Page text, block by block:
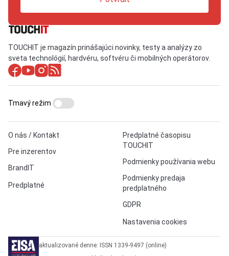
TOUCHIT je magazín prinášajúci novinky, testy a analýzy zo
sveta technológií, hardvéru, softvéru či mobilných operátorov.
O nás / Kontakt
Pre inzerentov
BrandIT
Predplatné
Predplatné časopisu
TOUCHIT
Podmienky používania webu
Podmienky predaja
predplatného
GDPR
Nastavenia cookies
Tmavý režim
aktualizované denne: ISSN 1339-9497 (online)